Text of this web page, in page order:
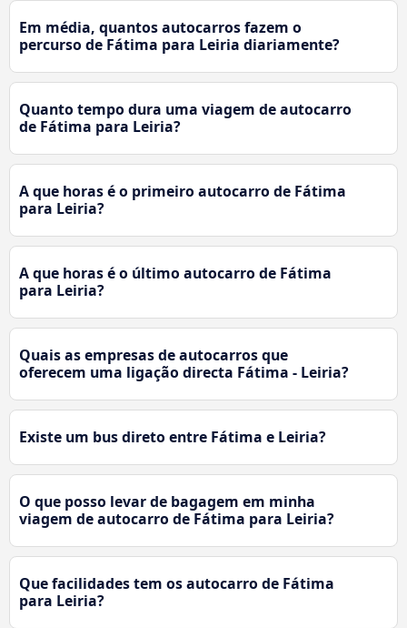
Em média, quantos autocarros fazem o
percurso de Fátima para Leiria diariamente?
Quanto tempo dura uma viagem de autocarro
de Fátima para Leiria?
A que horas é o primeiro autocarro de Fátima
para Leiria?
A que horas é o último autocarro de Fátima
para Leiria?
Quais as empresas de autocarros que
oferecem uma ligação directa Fátima - Leiria?
Existe um bus direto entre Fátima e Leiria?
O que posso levar de bagagem em minha
viagem de autocarro de Fátima para Leiria?
Que facilidades tem os autocarro de Fátima
para Leiria?